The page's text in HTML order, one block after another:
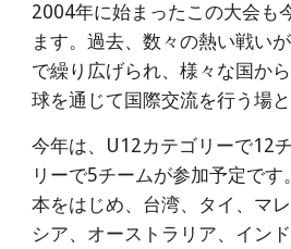
2004年に始まったこの大会も
ます。過去、数々の熱い戦い
で繰り広げられ、様々な国か
球を通じて国際交流を行う場と
今年は、U12カテゴリーで12
リーで5チームが参加予定です
本をはじめ、台湾、タイ、マ
シア、オーストラリア、イン